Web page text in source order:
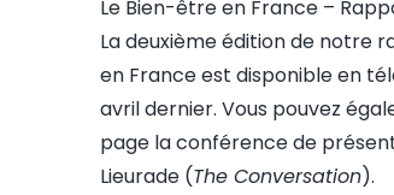
Le Bien-être en France –
La deuxième édition de notre
en Franceest disponible en
avril dernier. Vous pouvez
page la conférence de
Lieurade (The Conversation).